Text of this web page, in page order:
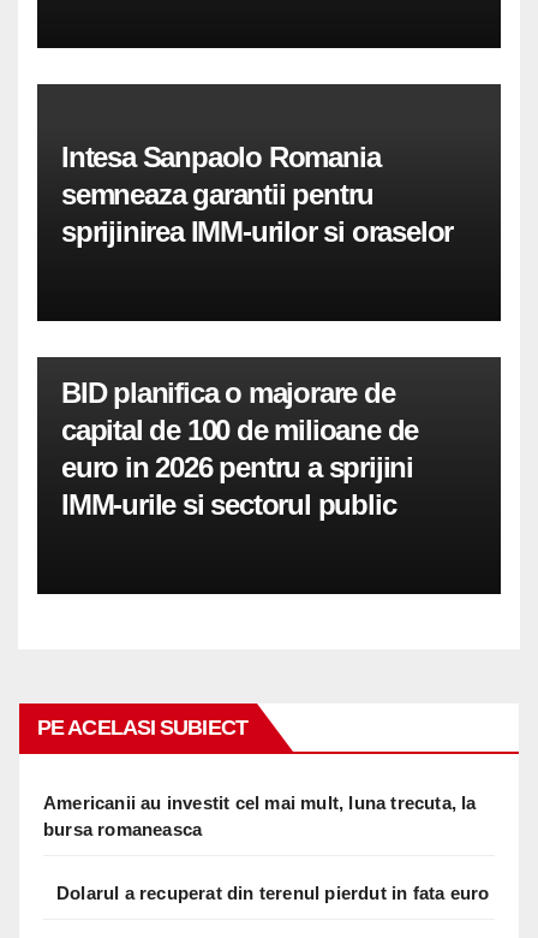
Intesa Sanpaolo Romania
semneaza garantii pentru
sprijinirea IMM-urilor si oraselor
BID planifica o majorare de
capital de 100 de milioane de
euro in 2026 pentru a sprijini
IMM-urile si sectorul public
PE ACELASI SUBIECT
Americanii au investit cel mai mult, luna trecuta, la
bursa romaneasca
Dolarul a recuperat din terenul pierdut in fata euro